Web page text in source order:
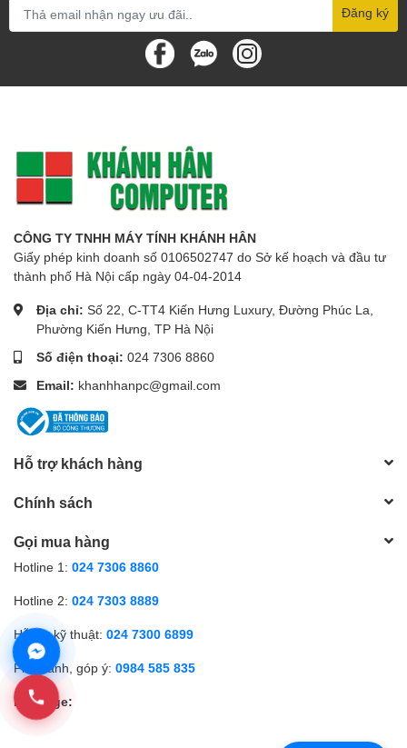
Đăng ký
CÔNG TY TNHH MÁY TÍNH KHÁNH HÂN
Giấy phép kinh doanh số 0106502747 do Sở kế hoạch và đầu tư
thành phố Hà Nội cấp ngày 04-04-2014
Địa chỉ: Số 22, C-TT4 Kiến Hưng Luxury, Đường Phúc La,
Phường Kiến Hưng, TP Hà Nội
Số điện thoại: 024 7306 8860
Email: khanhhanpc@gmail.com
Hỗ trợ khách hàng
Chính sách
Gọi mua hàng
Hotline 1: 024 7306 8860
Hotline 2: 024 7303 8889
Hỗ trợ kỹ thuật: 024 7300 6899
Phản ánh, góp ý: 0984 585 835
Fanpage: